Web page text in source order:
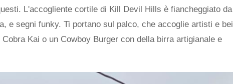
L'accogliente cortile di Kill Devil Hills è fiancheggiato da
e segni funky. Ti portano sul palco, che accoglie artisti e bei
Kai o un Cowboy Burger con della birra artigianale e